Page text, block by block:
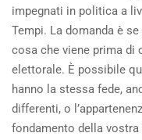
impegnati in politica a
Tempi. La domanda è
cosa che viene prima di
elettorale. È possibile
hanno la stessa fede,
differenti, o
fondamento della